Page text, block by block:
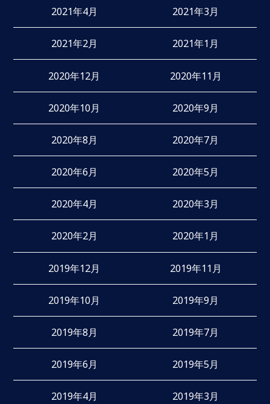
2021年4月 2021年3月
2021年2月 2021年1月
2020年12月 2020年11月
2020年10月 2020年9月
2020年8月 2020年7月
2020年6月 2020年5月
2020年4月 2020年3月
2020年2月 2020年1月
2019年12月 2019年11月
2019年10月 2019年9月
2019年8月 2019年7月
2019年6月 2019年5月
2019年4月 2019年3月